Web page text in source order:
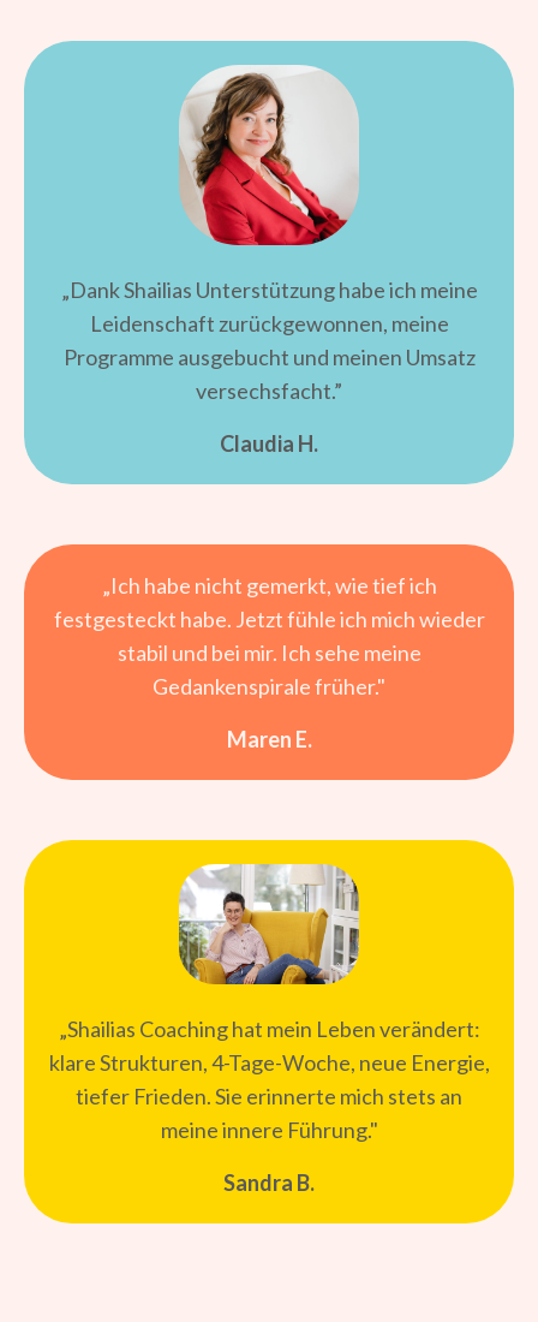
„Dank Shailias Unterstützung habe ich meine
Leidenschaft zurückgewonnen, meine
Programme ausgebucht und meinen Umsatz
versechsfacht.”
Claudia H.
„Ich habe nicht gemerkt, wie tief ich
festgesteckt habe. Jetzt fühle ich mich wieder
stabil und bei mir. Ich sehe meine
Gedankenspirale früher."
Maren E.
„Shailias Coaching hat mein Leben verändert:
klare Strukturen, 4-Tage-Woche, neue Energie,
tiefer Frieden. Sie erinnerte mich stets an
meine innere Führung."
Sandra B.